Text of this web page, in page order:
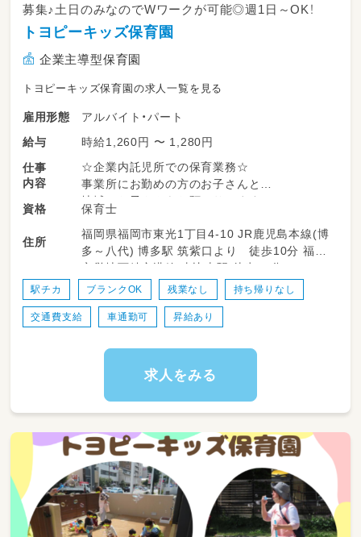
募集♪土日のみなのでWワークが可能◎週1日～OK！
トヨピーキッズ保育園
企業主導型保育園
トヨピーキッズ保育園の求人一覧を見る
雇用形態
アルバイト・パート
給与
時給1,260円 〜 1,280円
仕事
内容
☆企業内託児所での保育業務☆
事業所にお勤めの方のお子さんと
地域のお子さんをお預かりします。
定員：19名
対象年齢：0歳児～2歳児まで（一時預かりは未就
【主な業務例】
・乳幼児の保育
・製作、行事の企画実施の補助 等
資格 保育士
住所
福岡県福岡市東光1丁目4-10 JR鹿児島本線(博
多～八代) 博多駅 筑紫口より 徒歩10分 福岡
市営地下鉄空港線 東比恵駅 徒歩10分
駅チカ ブランクOK 残業なし 持ち帰りなし
交通費支給 車通勤可 昇給あり
求人をみる